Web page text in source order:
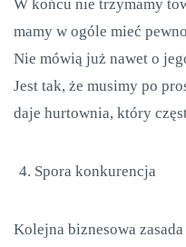
W końcu nie trzymamy
mamy w ogóle mieć
Nie mówią już nawet o
Jest tak, że musimy po
daje hurtownia, który
Spora konkurencja
Kolejna biznesowa